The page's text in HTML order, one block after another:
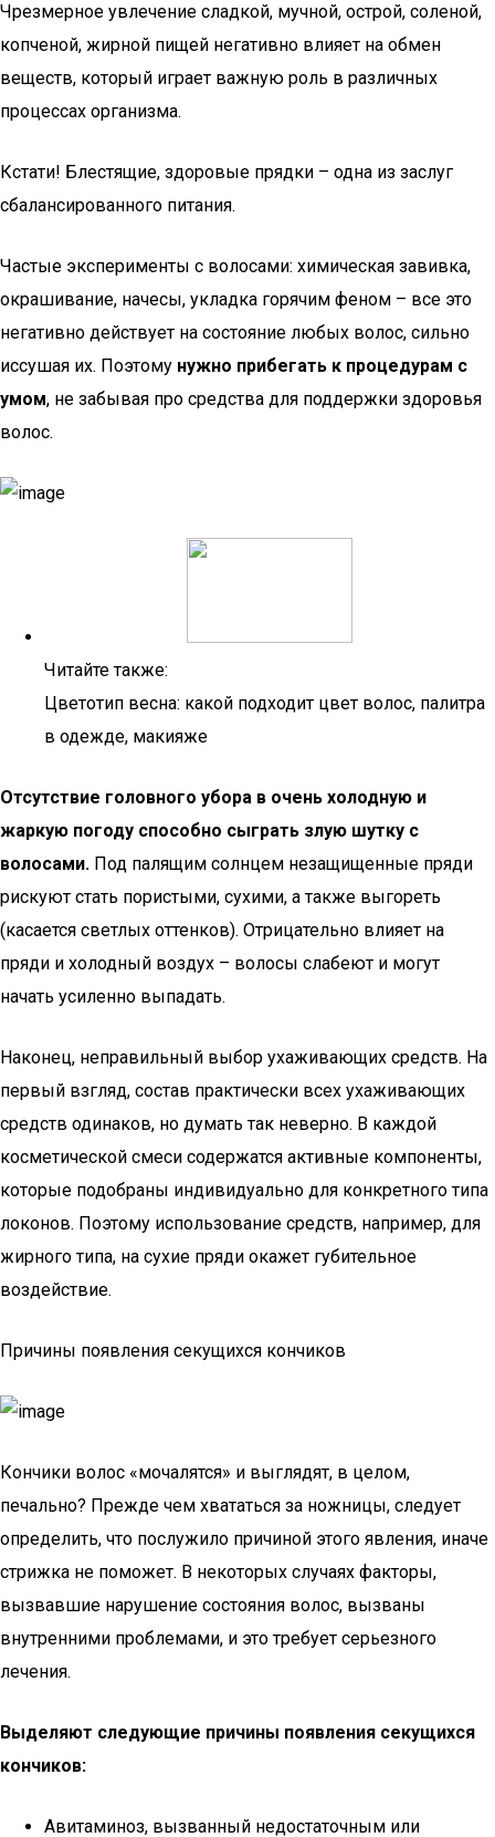
Чрезмерное увлечение сладкой, мучной, острой, соленой,
копченой, жирной пищей негативно влияет на обмен
веществ, который играет важную роль в различных
процессах организма.
Кстати! Блестящие, здоровые прядки – одна из заслуг
сбалансированного питания.
Частые эксперименты с волосами: химическая завивка,
окрашивание, начесы, укладка горячим феном – все это
негативно действует на состояние любых волос, сильно
иссушая их. Поэтому нужно прибегать к процедурам с
умом, не забывая про средства для поддержки здоровья
волос.
Читайте также:
Цветотип весна: какой подходит цвет волос, палитра
в одежде, макияже
Отсутствие головного убора в очень холодную и
жаркую погоду способно сыграть злую шутку с
волосами. Под палящим солнцем незащищенные пряди
рискуют стать пористыми, сухими, а также выгореть
(касается светлых оттенков). Отрицательно влияет на
пряди и холодный воздух – волосы слабеют и могут
начать усиленно выпадать.
Наконец, неправильный выбор ухаживающих средств. На
первый взгляд, состав практически всех ухаживающих
средств одинаков, но думать так неверно. В каждой
косметической смеси содержатся активные компоненты,
которые подобраны индивидуально для конкретного типа
локонов. Поэтому использование средств, например, для
жирного типа, на сухие пряди окажет губительное
воздействие.
Причины появления секущихся кончиков
Кончики волос «мочалятся» и выглядят, в целом,
печально? Прежде чем хвататься за ножницы, следует
определить, что послужило причиной этого явления, иначе
стрижка не поможет. В некоторых случаях факторы,
вызвавшие нарушение состояния волос, вызваны
внутренними проблемами, и это требует серьезного
лечения.
Выделяют следующие причины появления секущихся
кончиков:
Авитаминоз, вызванный недостаточным или